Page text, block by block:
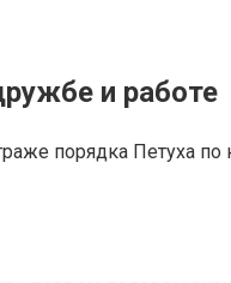
и работе
порядка Петуха